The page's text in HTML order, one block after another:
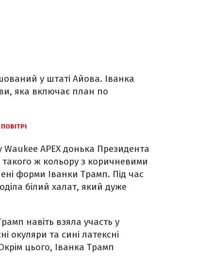
у штаті Айова. Іванка
яка включає план по
Waukee APEХ донька Президента
ж кольору з коричневими
форми Іванки Трамп. Під час
білий халат, який дуже
навіть взяла участь у
окуляри та сині латексні
цього, Іванка Трамп